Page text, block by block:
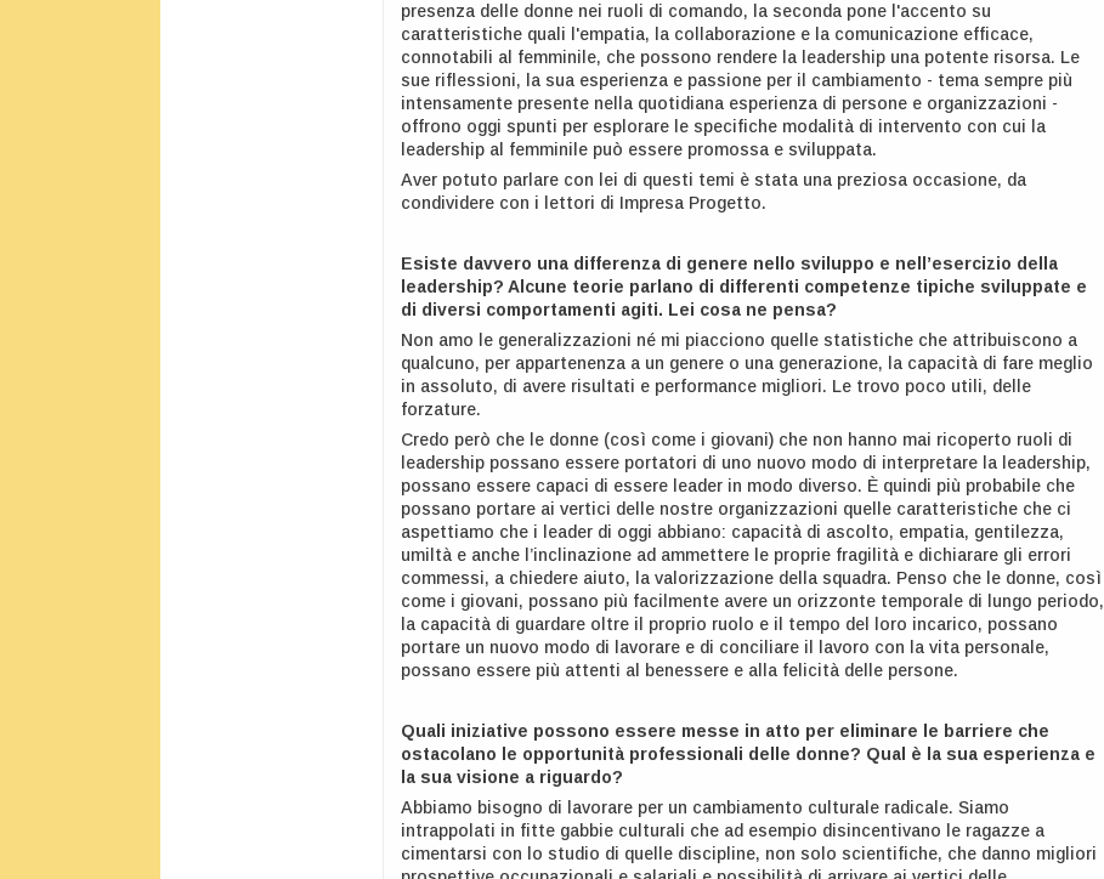
presenza delle donne nei ruoli di comando, la seconda pone l'accento su
caratteristiche quali l'empatia, la collaborazione e la comunicazione efficace,
connotabili al femminile, che possono rendere la leadership una potente risorsa. Le
sue riflessioni, la sua esperienza e passione per il cambiamento - tema sempre più
intensamente presente nella quotidiana esperienza di persone e organizzazioni -
offrono oggi spunti per esplorare le specifiche modalità di intervento con cui la
leadership al femminile può essere promossa e sviluppata.
Aver potuto parlare con lei di questi temi è stata una preziosa occasione, da
condividere con i lettori di Impresa Progetto.
Esiste davvero una differenza di genere nello sviluppo e nell’esercizio della
leadership? Alcune teorie parlano di differenti competenze tipiche sviluppate e
di diversi comportamenti agiti. Lei cosa ne pensa?
Non amo le generalizzazioni né mi piacciono quelle statistiche che attribuiscono a
qualcuno, per appartenenza a un genere o una generazione, la capacità di fare meglio
in assoluto, di avere risultati e performance migliori. Le trovo poco utili, delle
forzature.
Credo però che le donne (così come i giovani) che non hanno mai ricoperto ruoli di
leadership possano essere portatori di uno nuovo modo di interpretare la leadership,
possano essere capaci di essere leader in modo diverso. È quindi più probabile che
possano portare ai vertici delle nostre organizzazioni quelle caratteristiche che ci
aspettiamo che i leader di oggi abbiano: capacità di ascolto, empatia, gentilezza,
umiltà e anche l’inclinazione ad ammettere le proprie fragilità e dichiarare gli errori
commessi, a chiedere aiuto, la valorizzazione della squadra. Penso che le donne, così
come i giovani, possano più facilmente avere un orizzonte temporale di lungo periodo,
la capacità di guardare oltre il proprio ruolo e il tempo del loro incarico, possano
portare un nuovo modo di lavorare e di conciliare il lavoro con la vita personale,
possano essere più attenti al benessere e alla felicità delle persone.
Quali iniziative possono essere messe in atto per eliminare le barriere che
ostacolano le opportunità professionali delle donne? Qual è la sua esperienza e
la sua visione a riguardo?
Abbiamo bisogno di lavorare per un cambiamento culturale radicale. Siamo
intrappolati in fitte gabbie culturali che ad esempio disincentivano le ragazze a
cimentarsi con lo studio di quelle discipline, non solo scientifiche, che danno migliori